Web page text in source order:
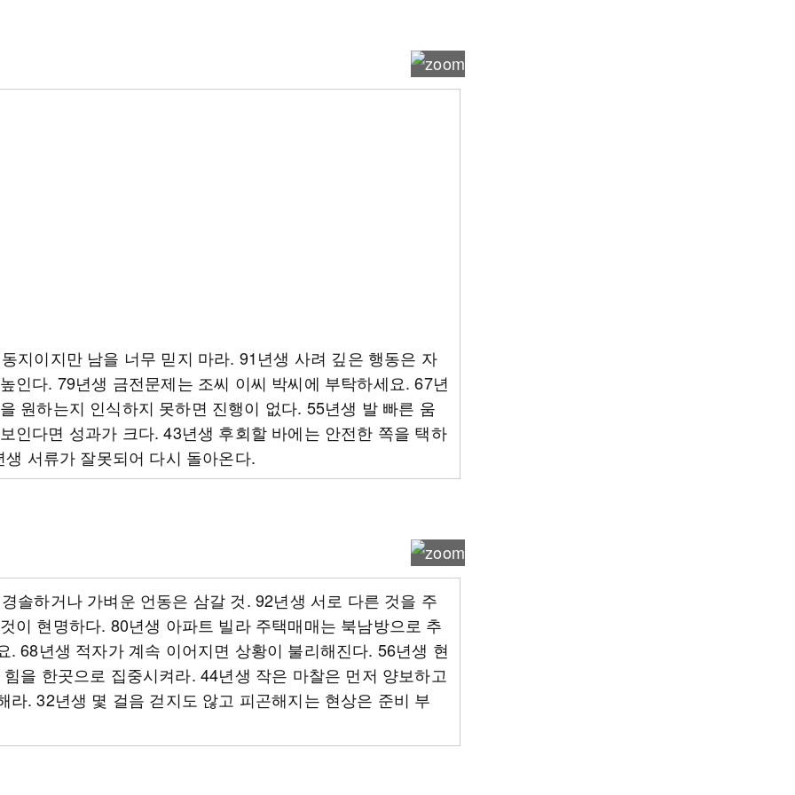
지이지만 남을 너무 믿지 마라. 91년생 사려 깊은 행동은 자
인다. 79년생 금전문제는 조씨 이씨 박씨에 부탁하세요. 67년
원하는지 인식하지 못하면 진행이 없다. 55년생 발 빠른 움
인다면 성과가 크다. 43년생 후회할 바에는 안전한 쪽을 택하
생 서류가 잘못되어 다시 돌아온다.
솔하거나 가벼운 언동은 삼갈 것. 92년생 서로 다른 것을 주
이 현명하다. 80년생 아파트 빌라 주택매매는 북남방으로 추
. 68년생 적자가 계속 이어지면 상황이 불리해진다. 56년생 현
을 한곳으로 집중시켜라. 44년생 작은 마찰은 먼저 양보하고
라. 32년생 몇 걸음 걷지도 않고 피곤해지는 현상은 준비 부